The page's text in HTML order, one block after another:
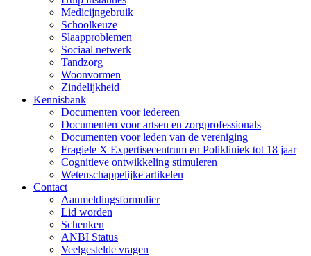
Medicijngebruik
Schoolkeuze
Slaapproblemen
Sociaal netwerk
Tandzorg
Woonvormen
Zindelijkheid
Kennisbank
Documenten voor iedereen
Documenten voor artsen en zorgprofessionals
Documenten voor leden van de vereniging
Fragiele X Expertisecentrum en Polikliniek tot 18 jaar
Cognitieve ontwikkeling stimuleren
Wetenschappelijke artikelen
Contact
Aanmeldingsformulier
Lid worden
Schenken
ANBI Status
Veelgestelde vragen